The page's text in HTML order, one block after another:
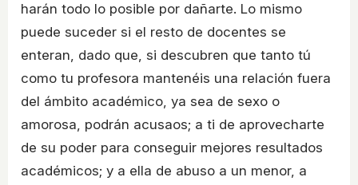
harán todo lo posible por dañarte. Lo mismo
puede suceder si el resto de docentes se
enteran, dado que, si descubren que tanto tú
como tu profesora mantenéis una relación fuera
del ámbito académico, ya sea de sexo o
amorosa, podrán acusaos; a ti de aprovecharte
de su poder para conseguir mejores resultados
académicos; y a ella de abuso a un menor, a